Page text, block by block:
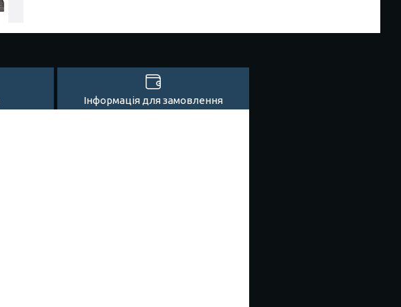
Інформація для замовлення